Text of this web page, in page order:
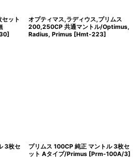
ット
]
オプティマス,ラディウス,プリムス
200,250CP 共通マントル/Optimus,
Radius, Primus [Hmt-223]
3枚セ
プリムス 100CP 純正 マントル 3枚セ
ット Aタイプ/Primus [Prm-100A/3]